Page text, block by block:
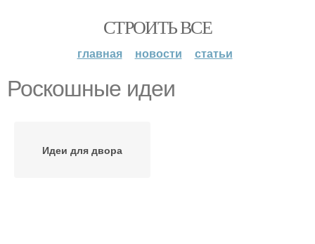
СТРОИТЬ ВСЕ
главная новости статьи
Роскошные идеи
Идеи для двора